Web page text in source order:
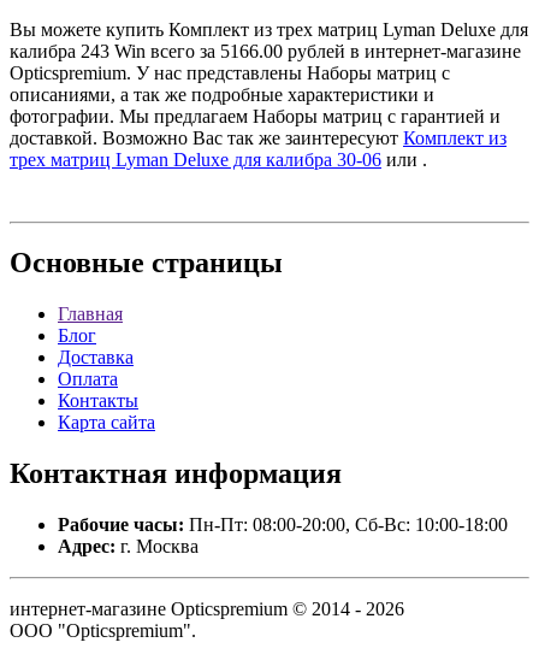
Вы можете купить Комплект из трех матриц Lyman Deluxe для
калибра 243 Win всего за 5166.00 рублей в интернет-магазине
Opticspremium. У нас представлены Наборы матриц с
описаниями, а так же подробные характеристики и
фотографии. Мы предлагаем Наборы матриц с гарантией и
доставкой. Возможно Вас так же заинтересуют Комплект из
трех матриц Lyman Deluxe для калибра 30-06 или .
Основные страницы
Главная
Блог
Доставка
Оплата
Контакты
Карта сайта
Контактная информация
Рабочие часы: Пн-Пт: 08:00-20:00, Сб-Вс: 10:00-18:00
Адрес: г. Москва
интернет-магазине Opticspremium © 2014 - 2026
ООО "Opticspremium".